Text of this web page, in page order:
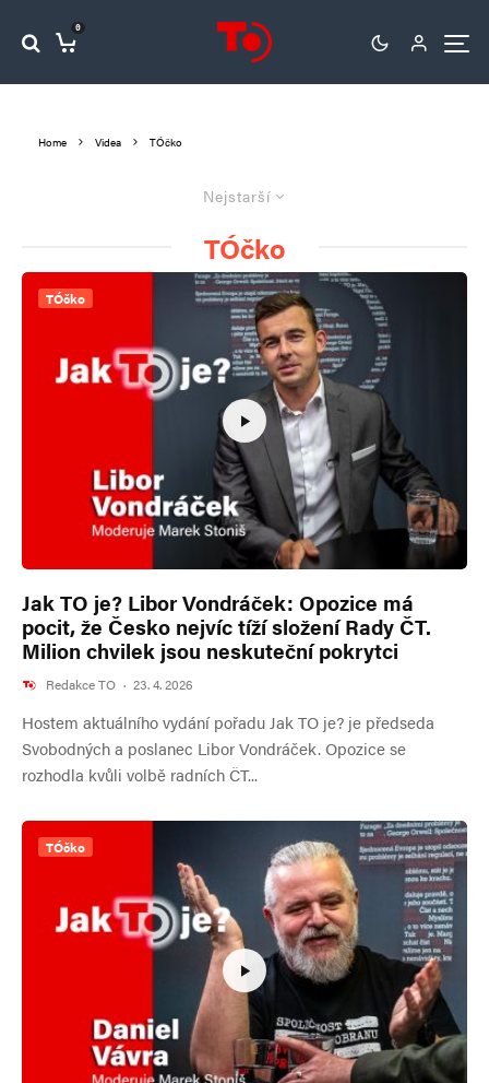
0
Home Videa TÓčko
Nejstarší
TÓčko
TÓčko
Jak TO je? Libor Vondráček: Opozice má
pocit, že Česko nejvíc tíží složení Rady ČT.
Milion chvilek jsou neskuteční pokrytci
Redakce TO · 23. 4. 2026
Hostem aktuálního vydání pořadu Jak TO je? je předseda
Svobodných a poslanec Libor Vondráček. Opozice se
rozhodla kvůli volbě radních ČT...
TÓčko